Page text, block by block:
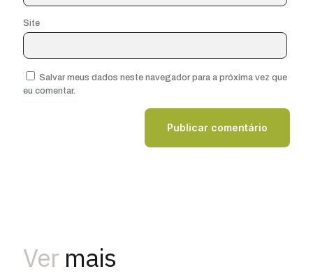
Site
Salvar meus dados neste navegador para a próxima vez que
eu comentar.
Ver mais